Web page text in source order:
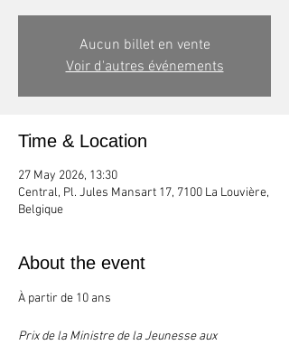
Aucun billet en vente
Voir d'autres événements
Time & Location
27 May 2026, 13:30
Central, Pl. Jules Mansart 17, 7100 La Louvière,
Belgique
About the event
À partir de 10 ans
Prix de la Ministre de la Jeunesse aux